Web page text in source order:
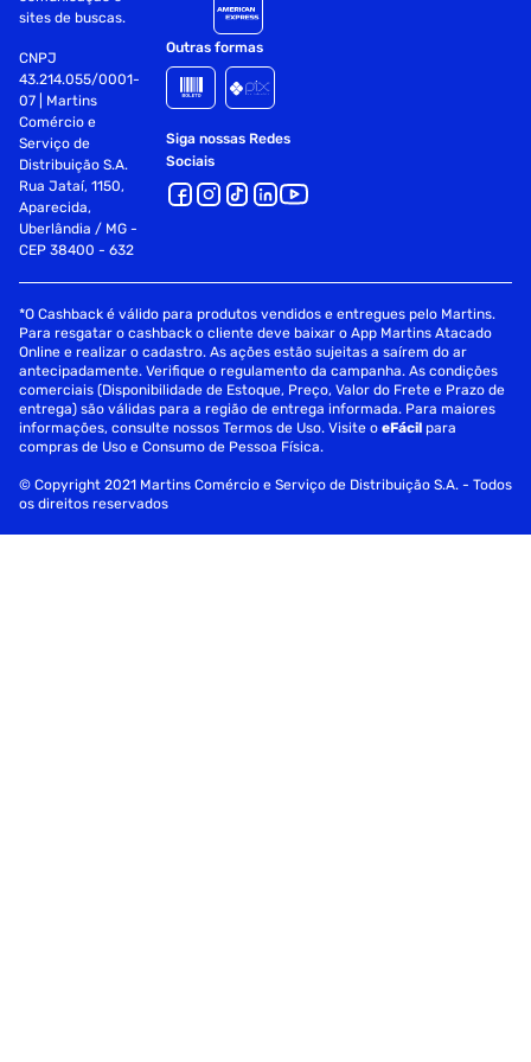
sites de buscas.
CNPJ
43.214.055/0001-
07 | Martins
Comércio e
Serviço de
Distribuição S.A.
Rua Jataí, 1150,
Aparecida,
Uberlândia / MG -
CEP 38400 - 632
Outras formas
Siga nossas Redes
Sociais
*O Cashback é válido para produtos vendidos e entregues pelo Martins.
Para resgatar o cashback o cliente deve baixar o App Martins Atacado
Online e realizar o cadastro. As ações estão sujeitas a saírem do ar
antecipadamente. Verifique o regulamento da campanha. As condições
comerciais (Disponibilidade de Estoque, Preço, Valor do Frete e Prazo de
entrega) são válidas para a região de entrega informada. Para maiores
informações, consulte nossos Termos de Uso. Visite oeFácil para
compras de Uso e Consumo de Pessoa Física.
© Copyright 2021 Martins Comércio e Serviço de Distribuição S.A. - Todos
os direitos reservados